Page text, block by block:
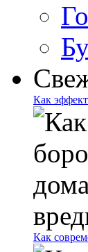
Как
Как